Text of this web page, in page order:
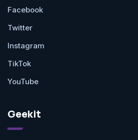
Facebook
Twitter
Instagram
TikTok
YouTube
Geekit